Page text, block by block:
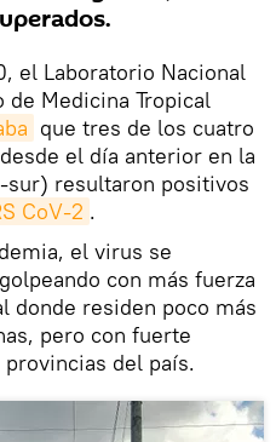
el Laboratorio Nacional
Medicina Tropical
que tres de los cuatro
el día anterior en la
sur) resultaron positivos
CoV-2 .
el virus se
con más fuerza
donde residen poco más
pero con fuerte
del país.